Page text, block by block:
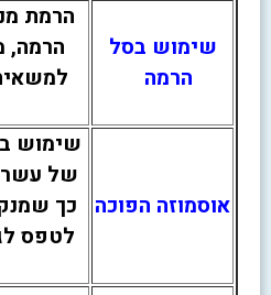
שימוש בסל
הרמה
הרמת
הרמה,
אוסמוזה הפוכה
שימוש
של
כך
לטפס